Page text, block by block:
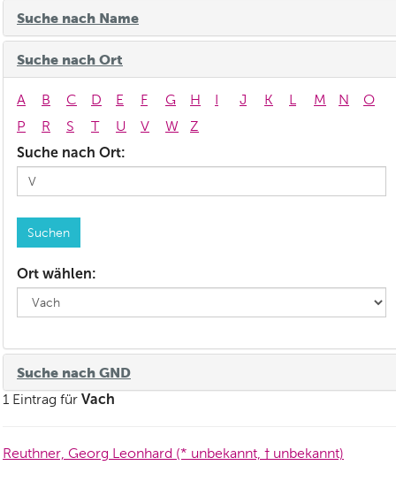
Suche nach Name
Suche nach Ort
A B C D E F G H I J K L M N
O
P
R S T U V W Z
Suche nach Ort:
Ort wählen:
Suche nach GND
1 Eintrag für Vach
Reuthner, Georg Leonhard (* unbekannt, † unbekannt)